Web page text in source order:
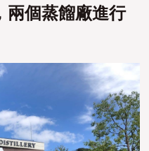
兩個蒸餾廠進行